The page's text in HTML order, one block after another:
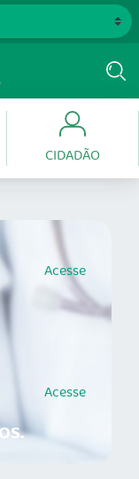
CIDADÃO
Acesse
Acesse